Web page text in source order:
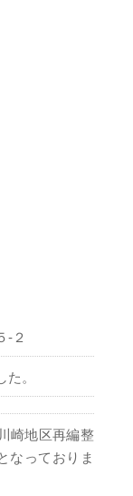
-２
。
崎地区再編整
なっておりま